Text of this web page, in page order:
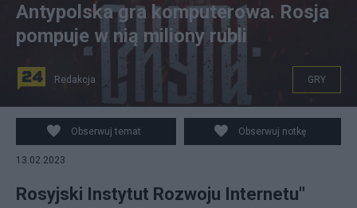
Screenshot ze zwiastunu gry "Smuta", fot. YouTube
Antypolska gra komputerowa. Rosja
pompuje w nią miliony rubli
Redakcja GRY
Obserwuj temat Obserwuj notkę
13.02.2023
Rosyjski Instytut Rozwoju Internetu"